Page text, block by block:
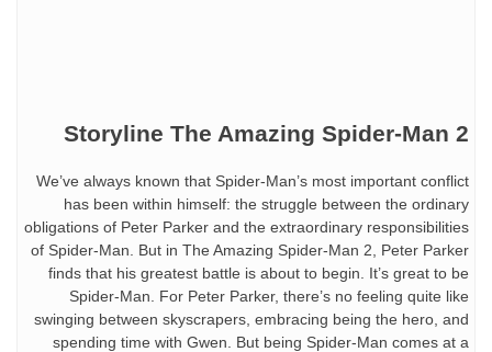
Storyline The Amazing Spider-
We’ve always known that Spider-Man’s most important
has been within himself: the struggle between the
obligations of Peter Parker and the extraordinary
of Spider-Man. But in The Amazing Spider-Man 2, Peter
finds that his greatest battle is about to begin. It’s great to
Spider-Man. For Peter Parker, there’s no feeling quite
swinging between skyscrapers, embracing being the hero,
spending time with Gwen. But being Spider-Man comes